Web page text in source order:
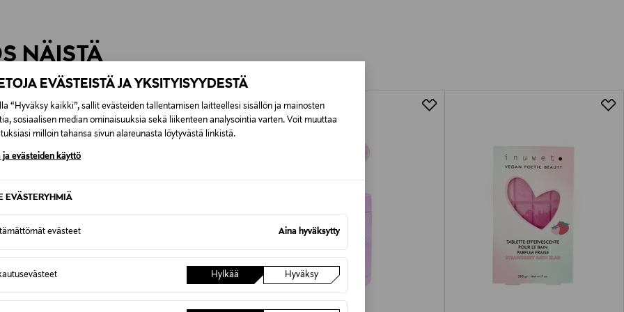
EVÄSTEISTÄ JA YKSITYISYYDESTÄ
“Hyväksy kaikki”, sallit evästeiden tallentamisen laitteellesi sisällön ja mainosten
sosiaalisen median ominaisuuksia sekä liikenteen analysointia varten. Voit muuttaa
milloin tahansa sivun alareunasta löytyvästä linkistä.
ja evästeiden käyttö
EVÄSTERYHMIÄ
evästeet Aina hyväksytty
Hylkää Hyväksy
7,90 €–50,00 € kuljetusyhtiöstä ja tuotteen koosta riippuen
Alk. 6,90 €, kun toimitus on saatavilla valittuun osoitteeseen.
NÄISTÄ